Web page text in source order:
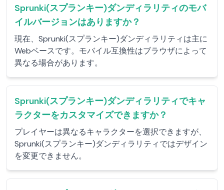
Sprunki(スプランキー)ダンディラリティのモバ
イルバージョンはありますか？
現在、Sprunki(スプランキー)ダンディラリティは主に
Webベースです。モバイル互換性はブラウザによって
異なる場合があります。
Sprunki(スプランキー)ダンディラリティでキャ
ラクターをカスタマイズできますか？
プレイヤーは異なるキャラクターを選択できますが、
Sprunki(スプランキー)ダンディラリティではデザイン
を変更できません。